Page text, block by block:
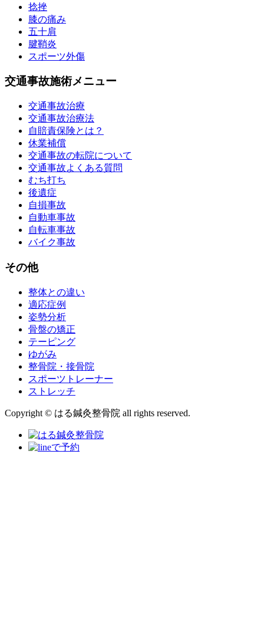
捻挫
膝の痛み
五十肩
腱鞘炎
スポーツ外傷
交通事故施術メニュー
交通事故治療
交通事故治療法
自賠責保険とは？
休業補償
交通事故の転院について
交通事故よくある質問
むち打ち
後遺症
自損事故
自動車事故
自転車事故
バイク事故
その他
整体との違い
適応症例
姿勢分析
骨盤の矯正
テーピング
ゆがみ
整骨院・接骨院
スポーツトレーナー
ストレッチ
Copyright © はる鍼灸整骨院 all rights reserved.